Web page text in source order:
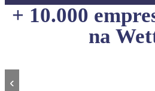
+ 10.000
na
‹